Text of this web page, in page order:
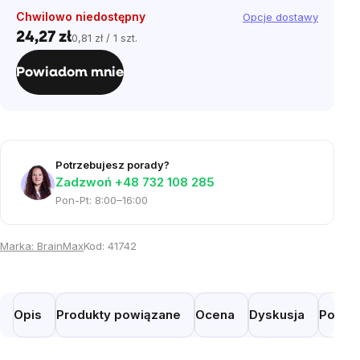
Chwilowo niedostępny Opcje dostawy
24,27 złCena
jednostkowa:
0,81 zł / 1 szt.
Powiadom mnie
Potrzebujesz porady?
Zadzwoń +48 732 108 285
Pon-Pt: 8:00–16:00
Marka: BrainMaxKod: 41742
Opis Produkty powiązane Ocena Dyskusja